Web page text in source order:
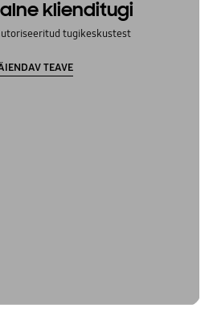
klienditugi
tugikeskustest
TEAVE